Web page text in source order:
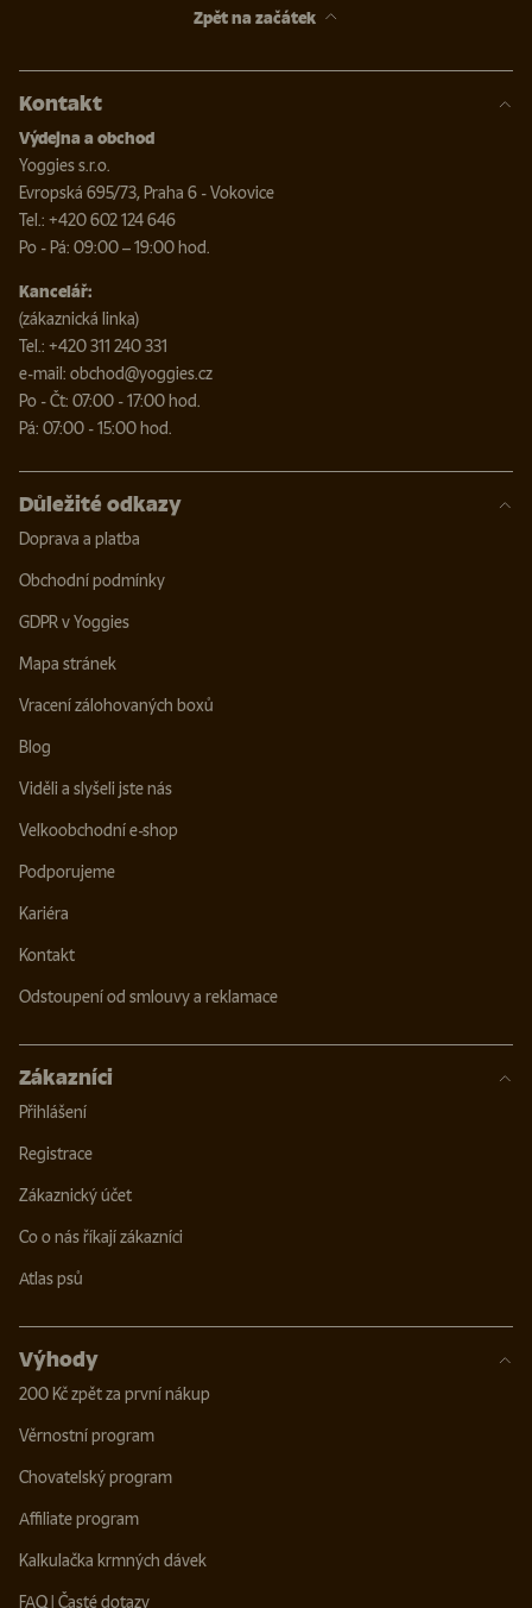
Zpět na začátek
Kontakt
Výdejna a obchod
Yoggies s.r.o.
Evropská 695/73, Praha 6 - Vokovice
Tel.: +420 602 124 646
Po - Pá: 09:00 – 19:00 hod.
Kancelář:
(zákaznická linka)
Tel.: +420 311 240 331
e-mail: obchod@yoggies.cz
Po - Čt: 07:00 - 17:00 hod.
Pá: 07:00 - 15:00 hod.
Důležité odkazy
Doprava a platba
Obchodní podmínky
GDPR v Yoggies
Mapa stránek
Vracení zálohovaných boxů
Blog
Viděli a slyšeli jste nás
Velkoobchodní e-shop
Podporujeme
Kariéra
Kontakt
Odstoupení od smlouvy a reklamace
Zákazníci
Přihlášení
Registrace
Zákaznický účet
Co o nás říkají zákazníci
Atlas psů
Výhody
200 Kč zpět za první nákup
Věrnostní program
Chovatelský program
Affiliate program
Kalkulačka krmných dávek
FAQ | Časté dotazy